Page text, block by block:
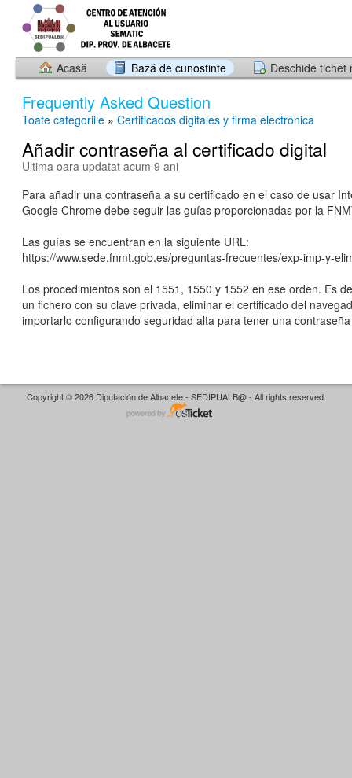
Acasă Bază de cunostinte Deschide tichet
Frequently Asked Question
Toate categoriile » Certificados digitales y firma electrónica
Añadir contraseña al certificado digital
Ultima oara updatat acum 9 ani
Para añadir una contraseña a su certificado en el caso de usar
Google Chrome debe seguir las guías proporcionadas por la
Las guías se encuentran en la siguiente URL:
https://www.sede.fnmt.gob.es/preguntas-frecuentes/exp-imp-y-
Los procedimientos son el 1551, 1550 y 1552 en ese orden. Es
un fichero con su clave privada, eliminar el certificado del
importarlo configurando seguridad alta para tener una
Copyright © 2026 Diputación de Albacete - SEDIPUALB@ - All rights reserved.